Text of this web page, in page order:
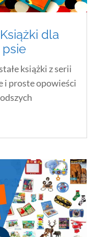
dla
psie
książki z serii
i proste opowieści